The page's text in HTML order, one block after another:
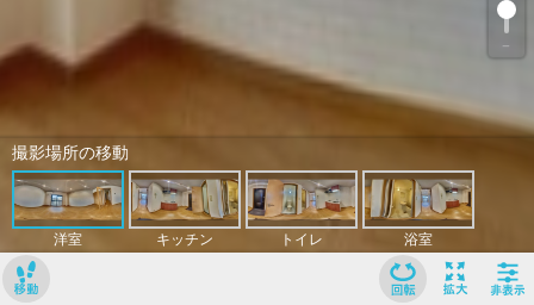
撮影場所の移動
洋室 キッチン トイレ 浴室
﹣